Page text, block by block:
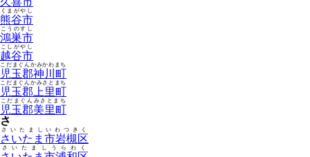
熊谷市
くまがやし
鴻巣市
こうのすし
越谷市
こしがやし
児玉郡神川町
こだまぐんかみかわまち
児玉郡上里町
こだまぐんかみさとまち
児玉郡美里町
こだまぐんみさとまち
さ
さいたま市岩槻区
さいたましいわつきく
さいたましうらわく